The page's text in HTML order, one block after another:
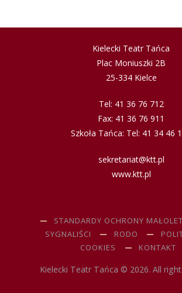
Kielecki Teatr Tańca
Plac Moniuszki 2B
25-334 Kielce
Tel: 41 36 76 712
Fax: 41 36 76 911
Szkoła Tańca: Tel: 41 34 46
sekretariat@ktt.pl
www.ktt.pl
STANDARDY OCHRONY
SYGNALIŚCI
RODO
COOKIES
KONTAKT
Kielecki Teatr Tańca © 2026. All